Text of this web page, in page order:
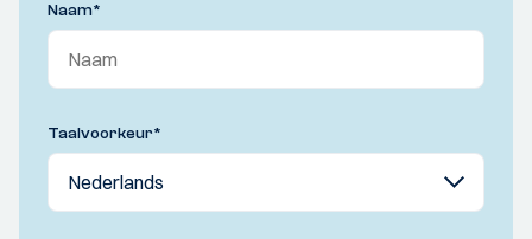
Naam*
Taalvoorkeur*